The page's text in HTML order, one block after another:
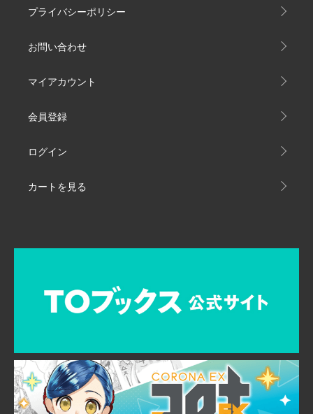
プライバシーポリシー
お問い合わせ
マイアカウント
会員登録
ログイン
カートを見る